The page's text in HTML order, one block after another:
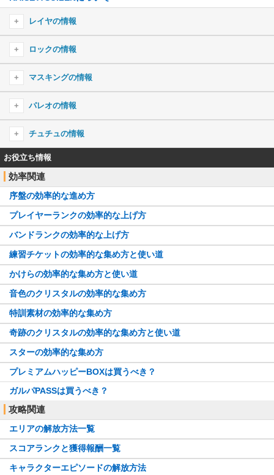
UNION
final phase
青と夏
セツナトリップ
イエスタデイ
春〜Spring〜
大河よ共に泣いてくれ
DAYS of DASH
怪物
レイヤの情報
レイヤのプロフィール
レイヤのキャラ一覧
ロックの情報
ロックのプロフィール
ロックのキャラ一覧
マスキングの情報
マスキングのプロフィール
マスキングのキャラ一覧
パレオの情報
パレオのプロフィール
パレオのキャラ一覧
チュチュの情報
チュチュのプロフィール
チュチュのキャラ一覧
お役立ち情報
効率関連
序盤の効率的な進め方
プレイヤーランクの効率的な上げ方
バンドランクの効率的な上げ方
練習チケットの効率的な集め方と使い道
かけらの効率的な集め方と使い道
音色のクリスタルの効率的な集め方
特訓素材の効率的な集め方
奇跡のクリスタルの効率的な集め方と使い道
スターの効率的な集め方
プレミアムハッピーBOXは買うべき？
ガルパPASSは買うべき？
攻略関連
エリアの解放方法一覧
スコアランクと獲得報酬一覧
キャラクターエピソードの解放方法